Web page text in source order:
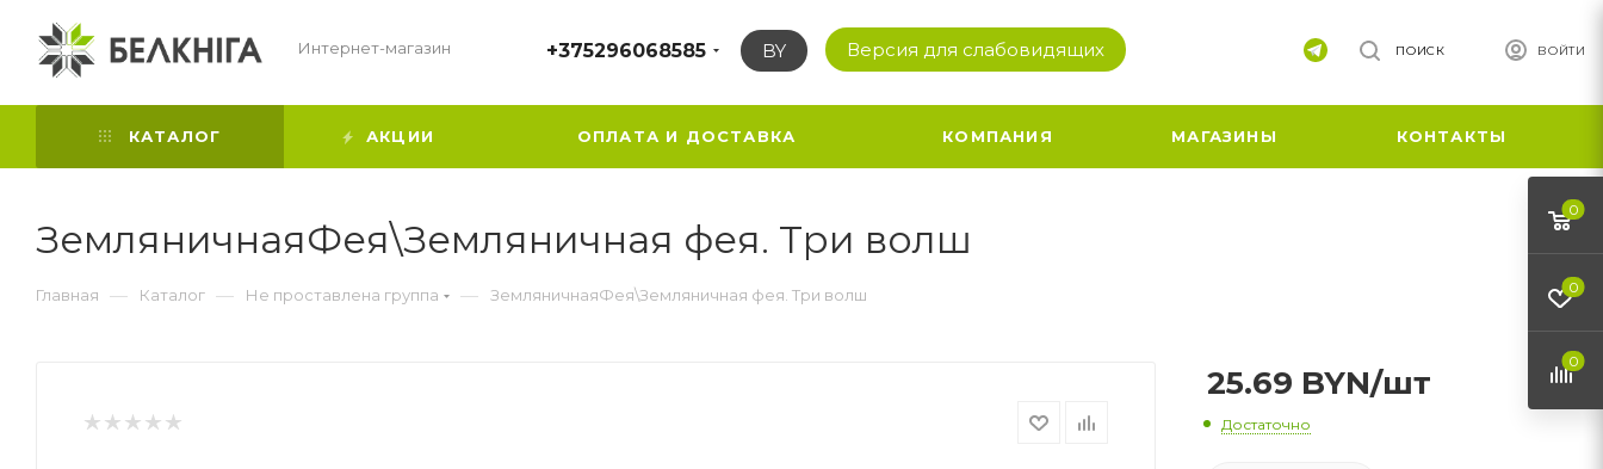
Интернет-магазин +375296068585 BY Версия для слабовидящих ВОЙТИ
ПОИСК
КАТАЛОГ АКЦИИ ОПЛАТА И ДОСТАВКА КОМПАНИЯ МАГАЗИНЫ КОНТАКТЫ
ЗемляничнаяФея\Земляничная фея. Три волш
Главная — Каталог — Не проставлена группа — ЗемляничнаяФея\Земляничная фея. Три волш
25.69 BYN/шт
Достаточно
0
0
0